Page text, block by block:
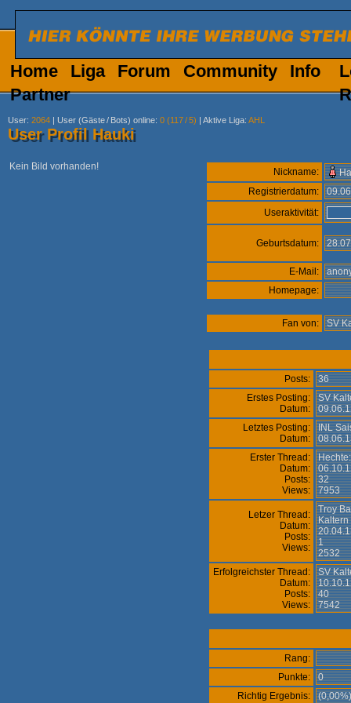
Home Liga Forum Community
Info
Partner
User: 2064 | User (Gäste/ Bots) online: 0 (117/5) | Aktive Liga: AHL
User Profil Hauki
Kein Bild vorhanden! Nickname:
Registrierdatum:
Useraktivität:
Geburtsdatum:
E-Mail:
Homepage:
Fan von: SV
Posts:
36
Erstes Posting:
Datum:
SV
Letztes Posting:
Datum:
INL
Erster Thread:
Datum:
Posts:
Views:
32
7953
Letzer Thread:
Datum:
Posts:
Views:
Troy
Kaltern
1
2532
Erfolgreichster Thread:
Datum:
Posts:
Views:
SV
40
7542
Rang:
Punkte:
0
Richtig Ergebnis: